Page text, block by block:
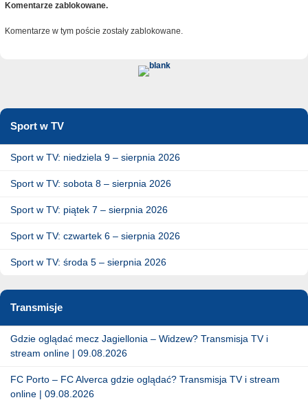
Komentarze zablokowane.
Komentarze w tym poście zostały zablokowane.
Sport w TV
Sport w TV: niedziela 9 – sierpnia 2026
Sport w TV: sobota 8 – sierpnia 2026
Sport w TV: piątek 7 – sierpnia 2026
Sport w TV: czwartek 6 – sierpnia 2026
Sport w TV: środa 5 – sierpnia 2026
Transmisje
Gdzie oglądać mecz Jagiellonia – Widzew? Transmisja TV i
stream online | 09.08.2026
FC Porto – FC Alverca gdzie oglądać? Transmisja TV i stream
online | 09.08.2026